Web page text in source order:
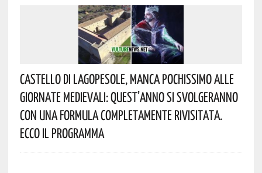
Castello Di Lagopesole, Manca Pochissimo Alle
Giornate Medievali: Quest’anno Si Svolgeranno
Con Una Formula Completamente Rivisitata.
Ecco Il Programma